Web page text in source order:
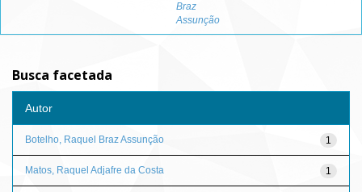
Braz
Assunção
Busca facetada
Autor
1
Botelho, Raquel Braz Assunção
1
Matos, Raquel Adjafre da Costa